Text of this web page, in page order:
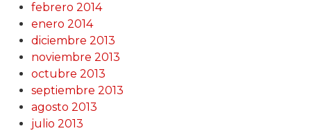
febrero 2014
enero 2014
diciembre 2013
noviembre 2013
octubre 2013
septiembre 2013
agosto 2013
julio 2013